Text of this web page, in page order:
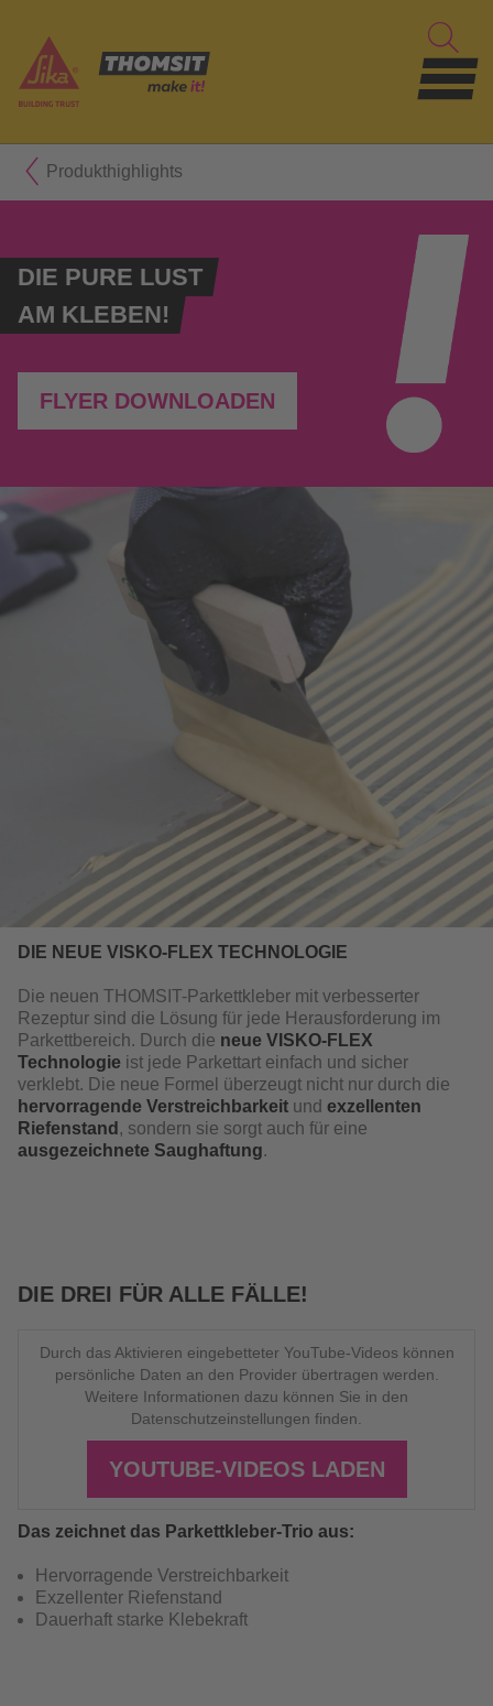
Produkthighlights
DIE PURE LUST
AM KLEBEN!
FLYER DOWNLOADEN
DIE NEUE VISKO-FLEX TECHNOLOGIE
Die neuen THOMSIT-Parkettkleber mit verbesserter
Rezeptur sind die Lösung für jede Herausforderung im
Parkettbereich. Durch die neue VISKO-FLEX
Technologie ist jede Parkettart einfach und sicher
verklebt. Die neue Formel überzeugt nicht nur durch die
hervorragende Verstreichbarkeit und exzellenten
Riefenstand , sondern sie sorgt auch für eine
ausgezeichnete Saughaftung.
DIE DREI FÜR ALLE FÄLLE!
Durch das Aktivieren eingebetteter YouTube-Videos können
persönliche Daten an den Provider übertragen werden.
Weitere Informationen dazu können Sie in den
Datenschutzeinstellungen finden.
YOUTUBE-VIDEOS LADEN
Das zeichnet das Parkettkleber-Trio aus:
Hervorragende Verstreichbarkeit
Exzellenter Riefenstand
Dauerhaft starke Klebekraft